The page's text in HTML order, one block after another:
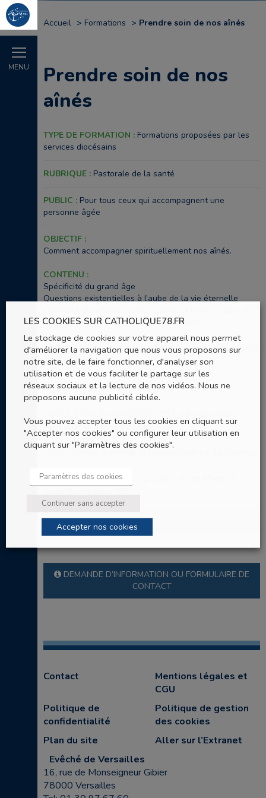
MENU
Accueil Formations Prendre soin de nos aînés
Prendre soin de nos
aînés
TYPE DE FORMATION : Formations proposées par les
services diocésains
RUBRIQUE : Pastorale de la santé
PUBLIC : Pour tous ceux qui accompagnent une
personne âgée
OBJECTIF :
Comment accompagner spirituellement nos aînés.
CONTENU :
Spécificité du grand âge
Questions existentielles à l’aube de la vie éternelle
la vie et de la foi, la solitude, la gratitude, …
FORMATEURS :Pastorale de la santé et Pastorale de la
Vie Spirituelle
HORAIRES :Mardi 27 avril 2027 de 9h30 à 16h
Appporter un plat à partager
CONTACT :Pastorale de la santé : 01 30 97 68 13 –
RETOUR AU GUIDE DES FORMATIONS
DEMANDE D’INFORMATION OU FORMULAIRE DE
CONTACT
Contact
Mentions légales et
CGU
Politique de
confidentialité
Politique de gestion
des cookies
Plan du site
Aller sur l’Extranet
Evêché de Versailles
16, rue de Monseigneur Gibier
78000 Versailles
LES COOKIES SUR CATHOLIQUE78.FR
Le stockage de cookies sur votre appareil nous permet
d'améliorer la navigation que nous vous proposons sur
notre site, de le faire fonctionner, d'analyser son
utilisation et de vous faciliter le partage sur les
réseaux sociaux et la lecture de nos vidéos. Nous ne
proposons aucune publicité ciblée.
Vous pouvez accepter tous les cookies en cliquant sur
"Accepter nos cookies" ou configurer leur utilisation en
cliquant sur "Paramètres des cookies".
Paramètres des cookies
Continuer sans accepter
Accepter nos cookies